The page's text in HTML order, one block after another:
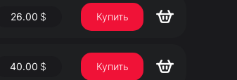
26.00 $ Купить
40.00 $ Купить